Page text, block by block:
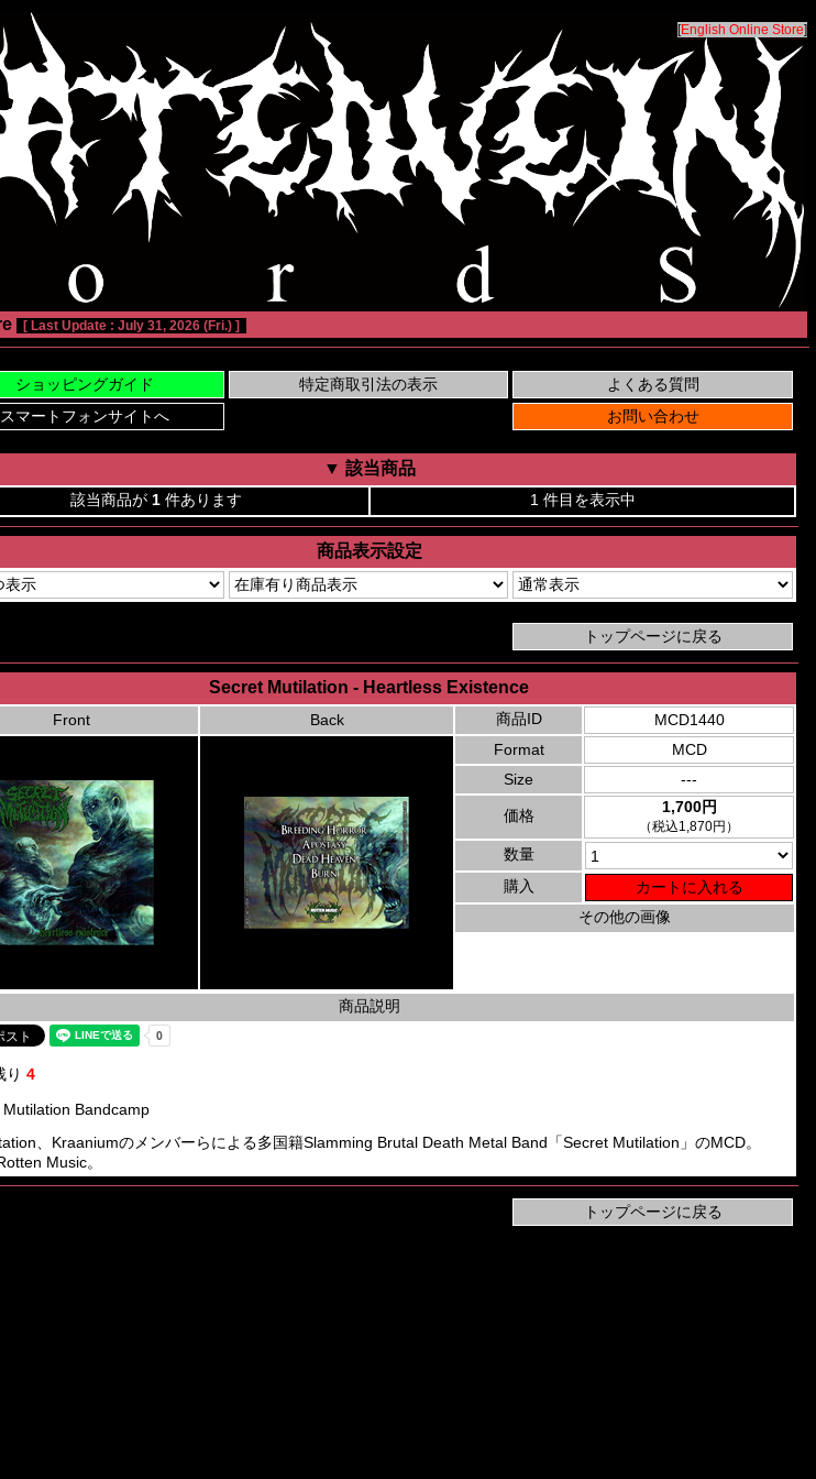
[English Online Store]
[ Last Update : July 31, 2026 (Fri.) ]
▼ 該当商品
該当商品が 1 件あります 1 件目を表示中
商品表示設定
Secret Mutilation - Heartless Existence
Front Back 商品ID
MCD1440
Format
MCD
Size
---
価格 1,700円
（税込1,870円）
数量
購入
その他の画像
商品説明
り 4
Bandcamp
、Kraaniumのメンバーらによる多国籍Slamming Brutal Death Metal Band「Secret Mutilation」のMCD。
Music。